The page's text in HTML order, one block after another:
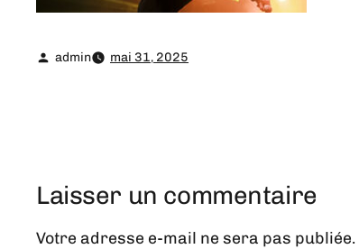
admin mai 31, 2025
Laisser un commentaire
Votre adresse e-mail ne sera pas publiée.